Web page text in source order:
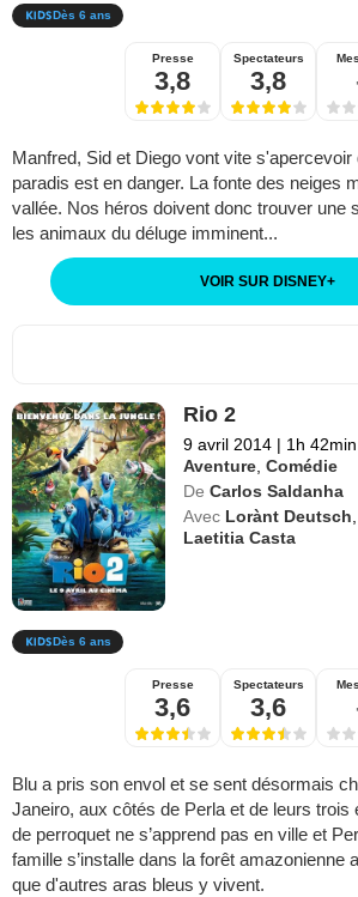
Dès 6 ans
Presse
3,8
Spectateurs
3,8
Manfred, Sid et Diego vont vite s'apercevoir
paradis est en danger. La fonte des neiges
vallée. Nos héros doivent donc trouver une
les animaux du déluge imminent...
VOIR SUR DISNEY+
Rio 2
9 avril 2014 | 1h 42min
Aventure,Comédie
De Carlos Saldanha
Avec Lorànt Deutsch
Laetitia Casta
Dès 6 ans
Presse
3,6
Spectateurs
3,6
Blu a pris son envol et se sent désormais
Janeiro, aux côtés de Perla et de leurs trois
de perroquet ne s’apprend pas en ville et
famille s’installe dans la forêt amazonienne
que d'autres aras bleus y vivent.